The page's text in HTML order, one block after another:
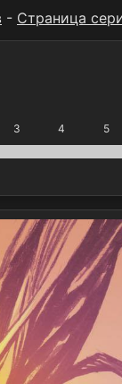
- Страница
3 4 5